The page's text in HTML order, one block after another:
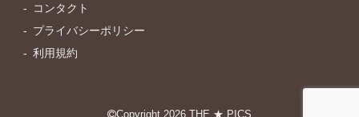
コンタクト
プライバシーポリシー
利用規約
Copyright 2026 THE ★ PICS